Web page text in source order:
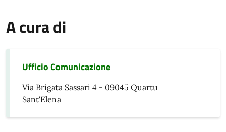
A cura di
Ufficio Comunicazione
Via Brigata Sassari 4 - 09045 Quartu
Sant'Elena